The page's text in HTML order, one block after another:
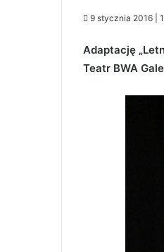
9 stycznia 2016 |
Adaptację
Teatr BWA